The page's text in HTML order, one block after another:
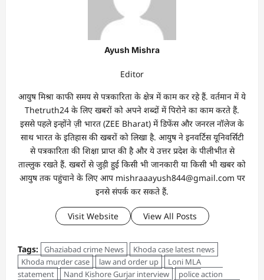
Ayush Mishra
Editor
आयुष मिश्रा काफी समय से पत्रकारिता के क्षेत्र में काम कर रहे हैं. वर्तमान में ये
Thetruth24 के लिए खबरों को अपने शब्दों में पिरोने का काम करते हैं.
इससे पहले इन्होंने ज़ी भारत (ZEE Bharat) में डिफेंस और जनरल नॉलेज के
साथ भारत के इतिहास की खबरों को लिखा है. आयुष ने इनवर्टिस यूनिवर्सिटी
से पत्रकारिता की शिक्षा प्राप्त की है और ये उत्तर प्रदेश के पीलीभीत से
ताल्लुक रखते हैं. खबरों से जुड़ी हुई किसी भी जानकारी या किसी भी खबर को
आयुष तक पहुंचाने के लिए आप mishraaayush844@gmail.com पर
इनसे संपर्क कर सकते हैं.
Visit Website View All Posts
Tags: Ghaziabad crime News
Khoda case latest news
Khoda murder case
law and order up
Loni MLA
statement
Nand Kishore Gurjar interview
police action